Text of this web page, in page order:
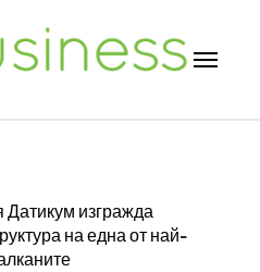
Датикум изгражда
на една от най-